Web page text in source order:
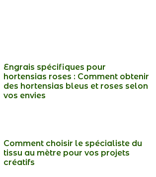
Engrais spécifiques pour
hortensias roses : Comment obtenir
des hortensias bleus et roses selon
vos envies
Comment choisir le spécialiste du
tissu au mètre pour vos projets
créatifs